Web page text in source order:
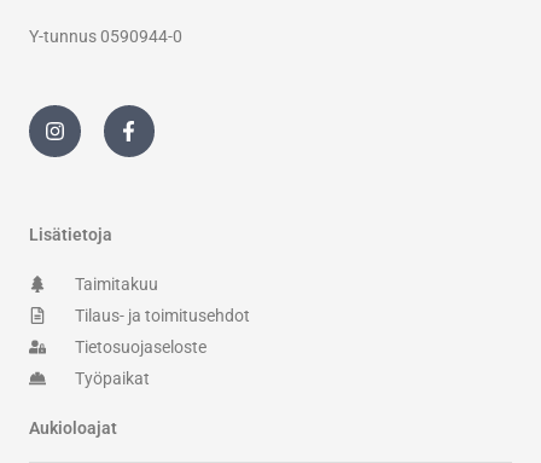
Y-tunnus 0590944-0
I
n
s
t
r
a
F
a
c
e
f
Lisätietoja
Taimitakuu
Tilaus- ja toimitusehdot
Tietosuojaseloste
Työpaikat
Aukioloajat